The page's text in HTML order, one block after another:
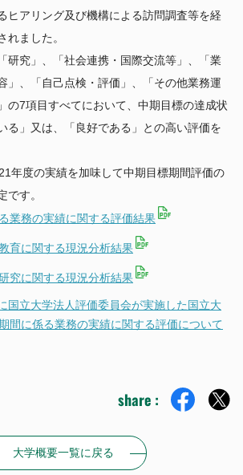
ライフ
援
行
口
情報について
て
ヒアリング及び機構による訪問調査等を経
れました。
研究」、「社会連携・国際交流等」、「業
」、「自己点検・評価」、「その他業務運
の7項目すべてにおいて、中期目標の達成状
る」又は、「良好である」との高い評価を
年度の実績を加味して中期目標期間評価の
です。
業務の実績に関する評価結果
育に関する現況分析結果
究に関する現況分析結果
国立大学法人評価委員会が実施した国立大
間に係る業務の実績に関する評価について
share :
大学概要一覧に戻る